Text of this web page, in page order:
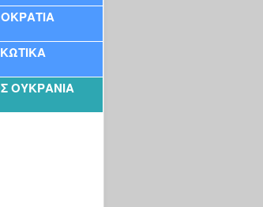
ΟΥΚΡΑΝΊΑ